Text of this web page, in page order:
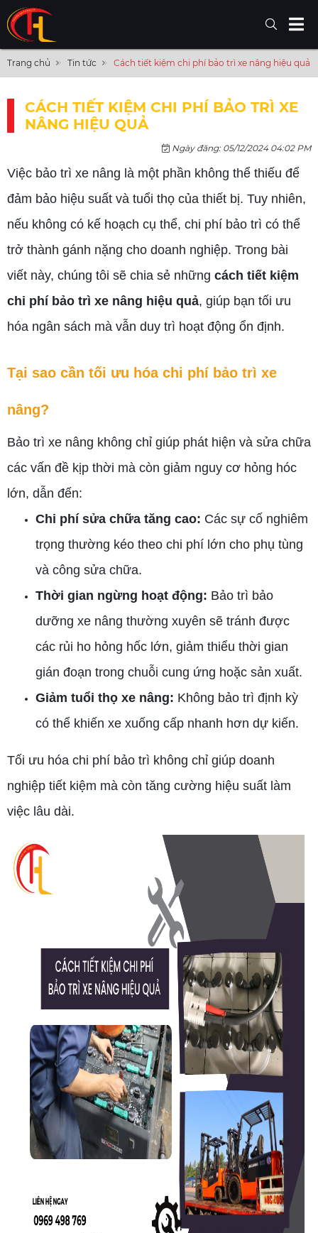
Trang chủ Tin tức Cách tiết kiệm chi phí bảo trì xe nâng hiệu quả
CÁCH TIẾT KIỆM CHI PHÍ BẢO TRÌ XE
NÂNG HIỆU QUẢ
Ngày đăng: 05/12/2024 04:02 PM
Việc bảo trì xe nâng là một phần không thể thiếu để
đảm bảo hiệu suất và tuổi thọ của thiết bị. Tuy nhiên,
nếu không có kế hoạch cụ thể, chi phí bảo trì có thể
trở thành gánh nặng cho doanh nghiệp. Trong bài
viết này, chúng tôi sẽ chia sẻ những cách tiết kiệm
chi phí bảo trì xe nâng hiệu quả, giúp bạn tối ưu
hóa ngân sách mà vẫn duy trì hoạt động ổn định.
Tại sao cần tối ưu hóa chi phí bảo trì xe
nâng?
Bảo trì xe nâng không chỉ giúp phát hiện và sửa chữa
các vấn đề kịp thời mà còn giảm nguy cơ hỏng hóc
lớn, dẫn đến:
Chi phí sửa chữa tăng cao: Các sự cố nghiêm
trọng thường kéo theo chi phí lớn cho phụ tùng
và công sửa chữa.
Thời gian ngừng hoạt động: Bảo trì bảo
dưỡng xe nâng thường xuyên sẽ tránh được
các rủi ho hỏng hốc lớn, giảm thiểu thời gian
gián đoạn trong chuỗi cung ứng hoặc sản xuất.
Giảm tuổi thọ xe nâng: Không bảo trì định kỳ
có thể khiến xe xuống cấp nhanh hơn dự kiến.
Tối ưu hóa chi phí bảo trì không chỉ giúp doanh
nghiệp tiết kiệm mà còn tăng cường hiệu suất làm
việc lâu dài.